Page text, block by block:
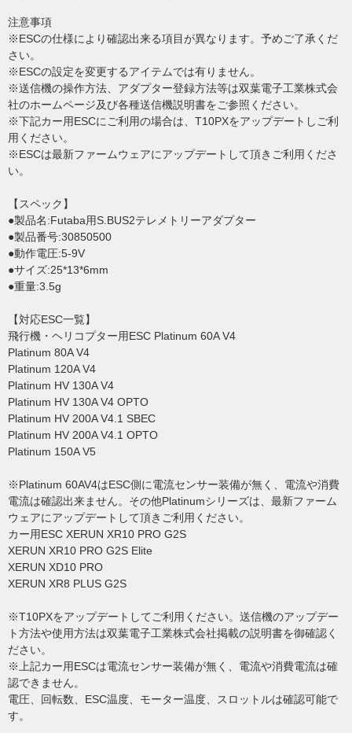
注意事項
※ESCの仕様により確認出来る項目が異なります。予めご了承くだ
さい。
※ESCの設定を変更するアイテムでは有りません。
※送信機の操作方法、アダプター登録方法等は双葉電子工業株式会
社のホームページ及び各種送信機説明書をご参照ください。
※下記カー用ESCにご利用の場合は、T10PXをアップデートしご利
用ください。
※ESCは最新ファームウェアにアップデートして頂きご利用くださ
い。
【スペック】
●製品名:Futaba用S.BUS2テレメトリーアダプター
●製品番号:30850500
●動作電圧:5-9V
●サイズ:25*13*6mm
●重量:3.5g
【対応ESC一覧】
飛行機・ヘリコプター用ESC Platinum 60A V4
Platinum 80A V4
Platinum 120A V4
Platinum HV 130A V4
Platinum HV 130A V4 OPTO
Platinum HV 200A V4.1 SBEC
Platinum HV 200A V4.1 OPTO
Platinum 150A V5
※Platinum 60AV4はESC側に電流センサー装備が無く、電流や消費
電流は確認出来ません。その他Platinumシリーズは、最新ファーム
ウェアにアップデートして頂きご利用ください。
カー用ESC XERUN XR10 PRO G2S
XERUN XR10 PRO G2S Elite
XERUN XD10 PRO
XERUN XR8 PLUS G2S
※T10PXをアップデートしてご利用ください。送信機のアップデー
ト方法や使用方法は双葉電子工業株式会社掲載の説明書を御確認く
ださい。
※上記カー用ESCは電流センサー装備が無く、電流や消費電流は確
認できません。
電圧、回転数、ESC温度、モーター温度、スロットルは確認可能で
す。